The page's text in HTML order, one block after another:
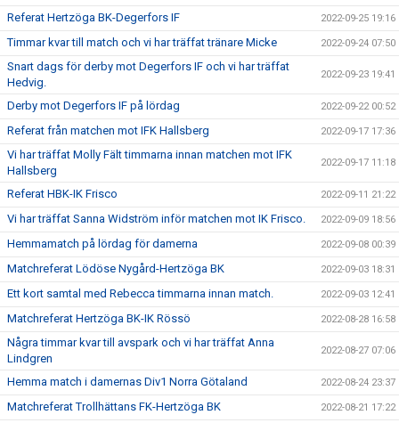
Referat Hertzöga BK-Degerfors IF 2022-09-25 19:16
Timmar kvar till match och vi har träffat tränare Micke 2022-09-24 07:50
Snart dags för derby mot Degerfors IF och vi har träffat
Hedvig.
2022-09-23 19:41
Derby mot Degerfors IF på lördag 2022-09-22 00:52
Referat från matchen mot IFK Hallsberg 2022-09-17 17:36
Vi har träffat Molly Fält timmarna innan matchen mot IFK
Hallsberg
2022-09-17 11:18
Referat HBK-IK Frisco 2022-09-11 21:22
Vi har träffat Sanna Widström inför matchen mot IK Frisco. 2022-09-09 18:56
Hemmamatch på lördag för damerna 2022-09-08 00:39
Matchreferat Lödöse Nygård-Hertzöga BK 2022-09-03 18:31
Ett kort samtal med Rebecca timmarna innan match. 2022-09-03 12:41
Matchreferat Hertzöga BK-IK Rössö 2022-08-28 16:58
Några timmar kvar till avspark och vi har träffat Anna
Lindgren
2022-08-27 07:06
Hemma match i damernas Div1 Norra Götaland 2022-08-24 23:37
Matchreferat Trollhättans FK-Hertzöga BK 2022-08-21 17:22